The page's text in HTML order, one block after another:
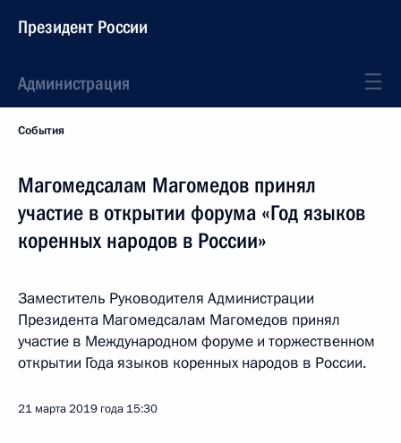
Президент России
Администрация
События
Магомедсалам Магомедов принял
участие в открытии форума «Год языков
коренных народов в России»
Заместитель Руководителя Администрации
Президента Магомедсалам Магомедов принял
участие в Международном форуме и торжественном
открытии Года языков коренных народов в России.
21 марта 2019 года 15:30